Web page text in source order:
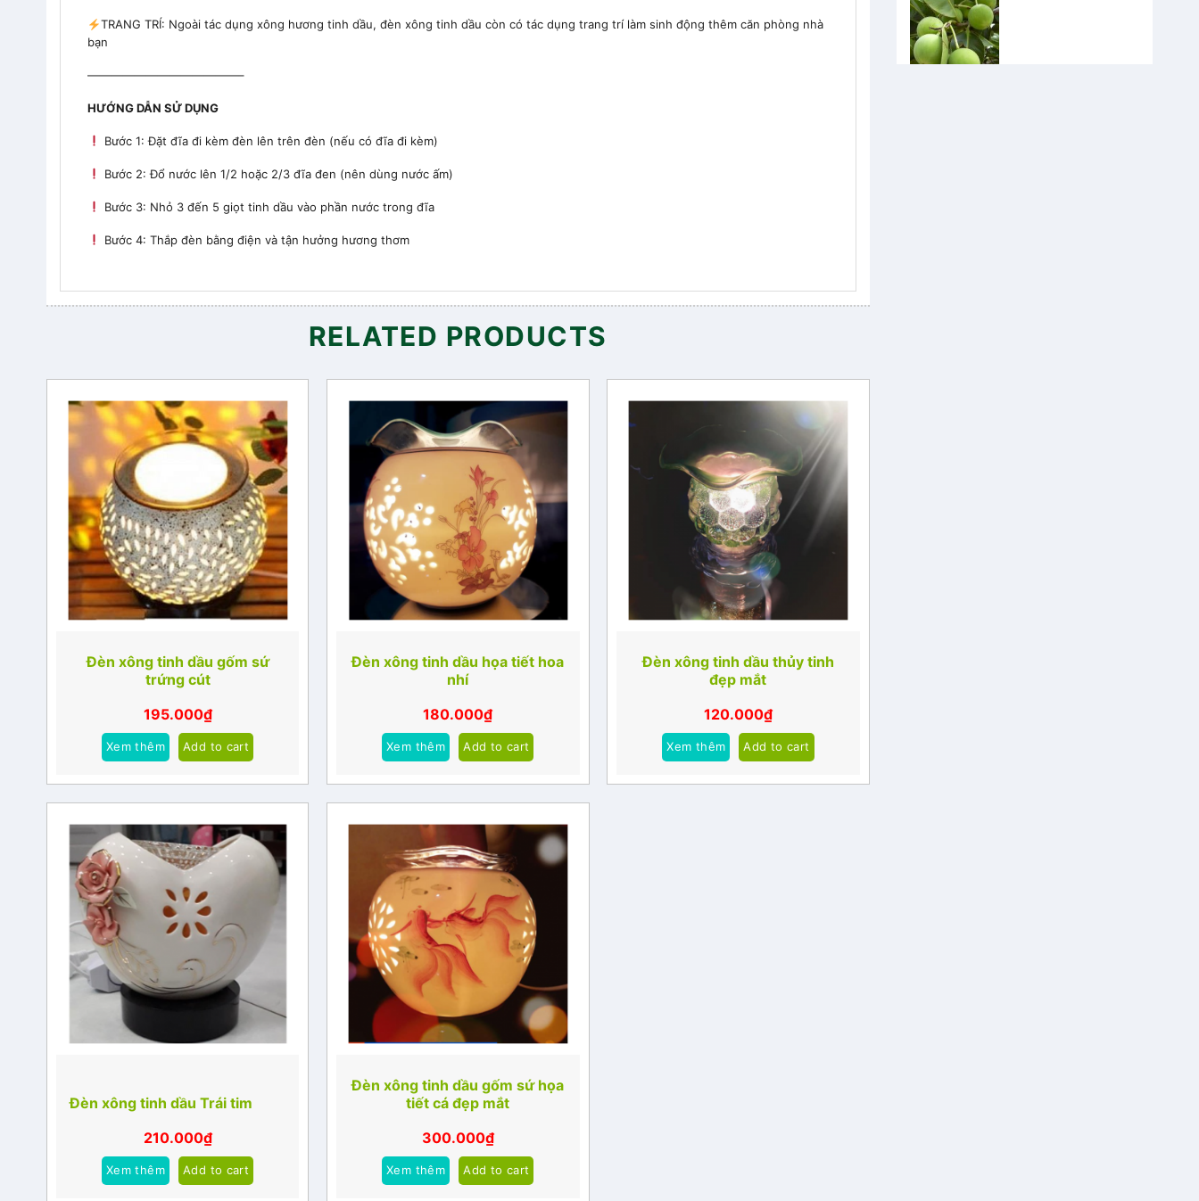
Chữa rôm sảy ở trẻ em với tinh dầu mù u
TRANG TRÍ: Ngoài tác dụng xông hương tinh dầu, đèn xông tinh dầu còn có tác dụng trang trí làm sinh động thêm căn phòng nhà
bạn
—————————————–
HƯỚNG DẪN SỬ DỤNG
Bước 1: Đặt đĩa đi kèm đèn lên trên đèn (nếu có đĩa đi kèm)
Bước 2: Đổ nước lên 1/2 hoặc 2/3 đĩa đen (nên dùng nước ấm)
Bước 3: Nhỏ 3 đến 5 giọt tinh dầu vào phần nước trong đĩa
Bước 4: Thắp đèn bằng điện và tận hưởng hương thơm
RELATED PRODUCTS
Đèn xông tinh dầu gốm sứ
trứng cút
195.000₫
Xem thêm Add to cart
Đèn xông tinh dầu họa tiết hoa
nhí
180.000₫
Xem thêm Add to cart
Đèn xông tinh dầu thủy tinh
đẹp mắt
120.000₫
Xem thêm Add to cart
Đèn xông tinh dầu Trái tim
210.000₫
Xem thêm Add to cart
Đèn xông tinh dầu gốm sứ họa
tiết cá đẹp mắt
300.000₫
Xem thêm Add to cart